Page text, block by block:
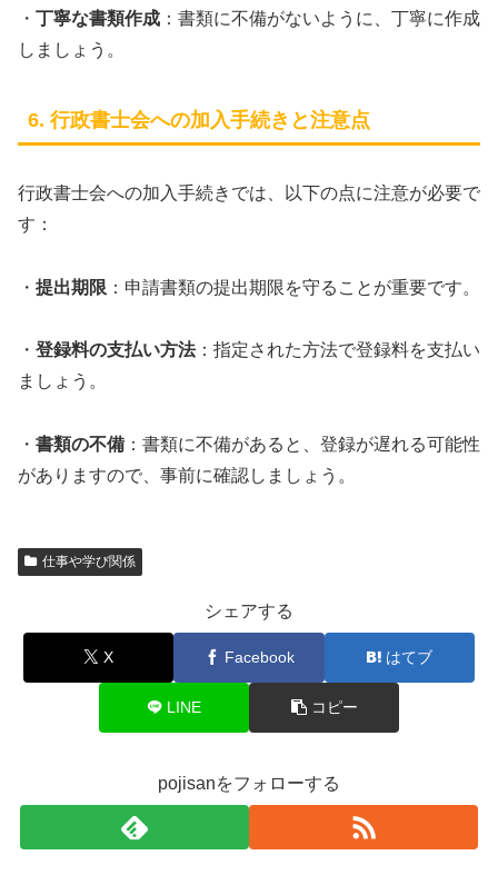
・ 丁寧な書類作成 ：書類に不備がないように、丁寧に作成
しましょう。
6. 行政書士会への加入手続きと注意点
行政書士会への加入手続きでは、以下の点に注意が必要で
す：
・ 提出期限 ：申請書類の提出期限を守ることが重要です。
・ 登録料の支払い方法：指定された方法で登録料を支払い
ましょう。
・ 書類の不備 ：書類に不備があると、登録が遅れる可能性
がありますので、事前に確認しましょう。
仕事や学び関係
シェアする
X Facebook はてブ
LINE コピー
pojisanをフォローする